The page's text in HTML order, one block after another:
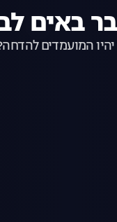
המועמדים להדחה?